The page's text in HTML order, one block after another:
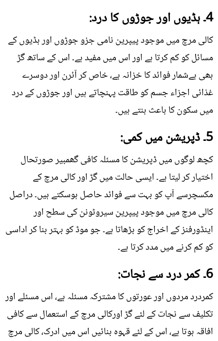
4۔ ہڈیوں اور جوڑوں کا درد:
کالی مرچ میں موجود پیپرین نامی جزو جوڑوں اور ہڈیوں کے
مسائل کو کم کرتا ہے اور اس میں مفید ہے۔ اس کے ساتھ گڑ
بھی بےشمار فوائد کا خزانہ ہے، خاص کر آئرن اور دوسرے
غذائی اجزاء جسم کو طاقت پہنچاتے ہیں اور جوڑوں کے درد
میں سکون کا باعث بنتے ہیں۔
5۔ ڈپریشن میں کمی:
کچھ لوگوں میں ڈپریشن کا مسئلہ کافی گھمبیر صورتحال
اختیار کر لیتا ہے۔ ایسی حالت میں گڑ اور کالی مرچ کے
مکسچرسے آپ کو بہت سے فوائد حاصل ہوسکتے ہیں۔ دراصل
کالی مرچ میں موجود پیپرین سیروٹونن کی سطح اور
اینڈورفنز کے اخراج کو بڑھاتا ہے۔ جو موڈ کو بہتر بنا کر اداسی
کو کم کرنے میں مدد کرتا ہے۔
6۔ کمر درد سے نجات:
کمردرد مردوں اور عورتوں کا مشترکہ مسئلہ ہے، اس مسئلے اور
تکلیف سے نجات کے لئے گڑ اورکالی مرچ کے استعمال سے کافی
افاقہ ہوتا ہے، اس کے لئے قہوہ بنائیں اس میں ادرک، کالی مرچ